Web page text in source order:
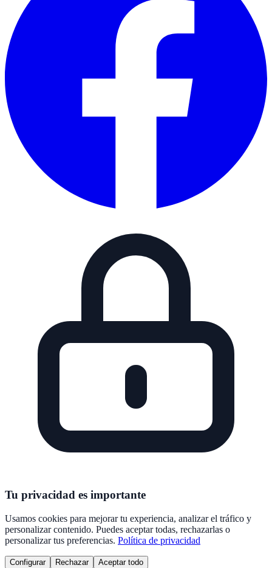
Tu privacidad es importante
Usamos cookies para mejorar tu experiencia, analizar el tráfico y
personalizar contenido. Puedes aceptar todas, rechazarlas o
personalizar tus preferencias. Política de privacidad
Configurar Rechazar Aceptar todo